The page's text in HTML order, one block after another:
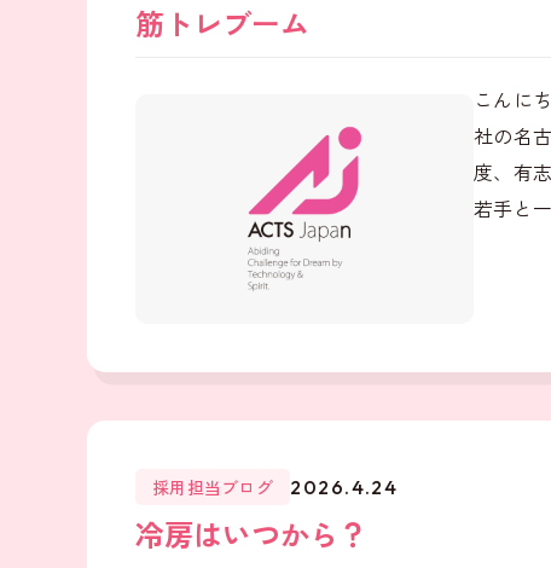
筋トレブーム
こんに
社の名
度、有
若手と
採用担当ブログ 2026.4.24
冷房はいつから？